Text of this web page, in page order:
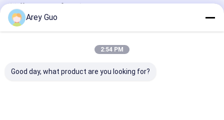
推薦されたプロダクト
Arey Guo
2:54 PM
Good day, what product are you looking for?